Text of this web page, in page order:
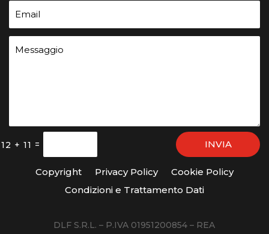
12 + 11 = INVIA
Copyright Privacy Policy
Cookie Policy
Condizioni e Trattamento Dati
DLF S.R.L. – P.IVA 01951200854 – REA